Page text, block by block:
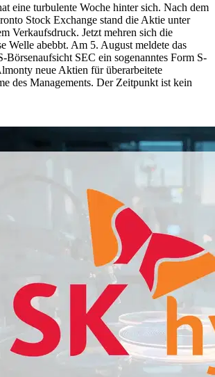
eine turbulente Woche hinter sich. Nach dem
Stock Exchange stand die Aktie unter
Verkaufsdruck. Jetzt mehren sich die
Welle abebbt. Am 5. August meldete das
Börsenaufsicht SEC ein sogenanntes Form S-
neue Aktien für überarbeitete
des Managements. Der Zeitpunkt ist kein